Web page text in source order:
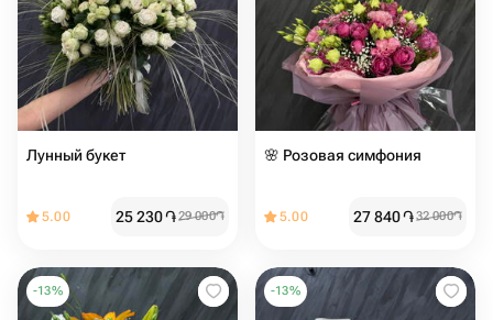
Лунный букет
5.00 25 230֏29 000֏
🌸 Розовая симфония
5.00 27 840֏32 000֏
-13% -13%